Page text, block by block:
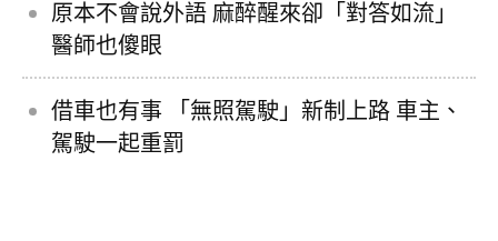
原本不會說外語 麻醉醒來卻「對答如流」
醫師也傻眼
借車也有事 「無照駕駛」新制上路 車主、
駕駛一起重罰